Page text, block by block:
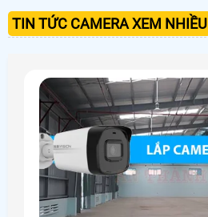
TIN TỨC CAMERA XEM NHIỀU